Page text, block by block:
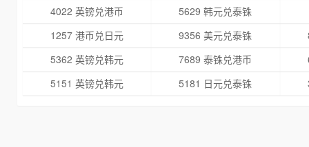
4022 英镑兑港币
5629 韩元兑泰铢
1257 港币兑日元
9356 美元兑泰铢
5362 英镑兑韩元
7689 泰铢兑港币
5151 英镑兑韩元
5181 日元兑泰铢